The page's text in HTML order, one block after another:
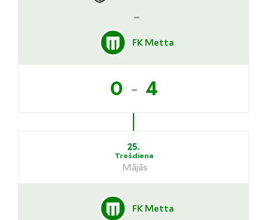
-
FK Metta
0 - 4
25.
Trešdiena
Mājās
FK Metta